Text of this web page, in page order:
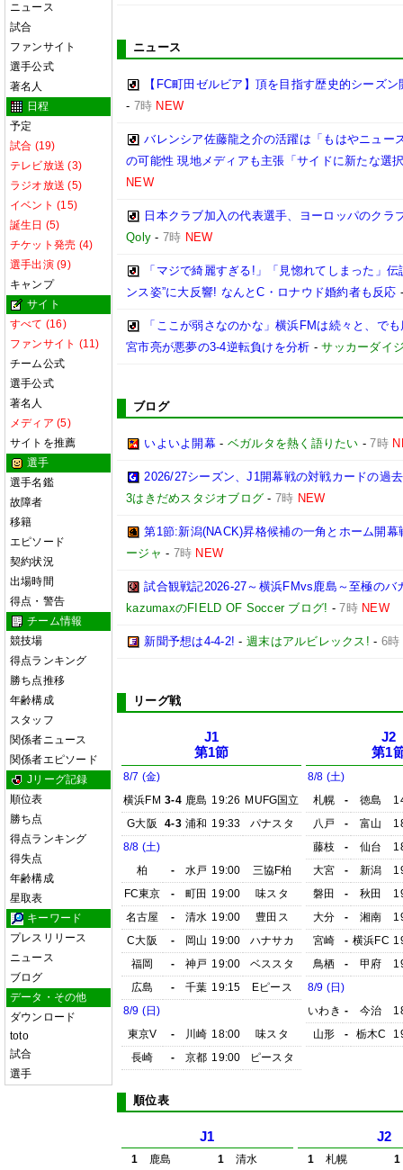
ニュース
試合
ファンサイト
選手公式
著名人
日程
予定
試合 (19)
テレビ放送 (3)
ラジオ放送 (5)
イベント (15)
誕生日 (5)
チケット発売 (4)
選手出演 (9)
キャンプ
サイト
すべて (16)
ファンサイト (11)
チーム公式
選手公式
著名人
メディア (5)
サイトを推薦
選手
選手名鑑
故障者
移籍
エピソード
契約状況
出場時間
得点・警告
チーム情報
競技場
得点ランキング
勝ち点推移
年齢構成
スタッフ
関係者ニュース
関係者エピソード
Jリーグ記録
順位表
勝ち点
得点ランキング
得失点
年齢構成
星取表
キーワード
プレスリリース
ニュース
ブログ
データ・その他
ダウンロード
toto
試合
選手
ニュース
【FC町田ゼルビア】頂を目指す歴史的シーズ
- 7時 NEW
バレンシア佐藤龍之介の活躍は「もはやニュー
の可能性 現地メディアも主張「サイドに新たな選
NEW
日本クラブ加入の代表選手、ヨーロッパのク
Qoly - 7時 NEW
「マジで綺麗すぎる!」「見惚れてしまった」
ンス姿”に大反響! なんとC・ロナウド婚約者も反応
「ここが弱さなのかな」横浜FMは続々と、で
宮市亮が悪夢の3-4逆転負けを分析 -サッカーダイ
ブログ
いよいよ開幕- ベガルタを熱く語りたい -7時
2026/27シーズン、J1開幕戦の対戦カードの過
3はきだめスタジオブログ -7時 NEW
第1節:新潟(NACK)昇格候補の一角とホーム開幕
ージャ - 7時 NEW
試合観戦記2026-27～横浜FMvs鹿島～至極の
kazumaxのFIELD OF Soccer ブログ! -7時 NEW
新聞予想は4-4-2! -週末はアルビレックス! - 6時
リーグ戦
J1
第1節
8/7 (金)
横浜FM 3-4 鹿島 19:26 MUFG国立
G大阪
4-3 浦和 19:33
パナスタ
8/8 (土)
柏
- 水戸 19:00
三協F柏
FC東京
- 町田 19:00
味スタ
名古屋
- 清水 19:00
豊田ス
C大阪
- 岡山 19:00
ハナサカ
福岡
- 神戸 19:00
ベススタ
広島
- 千葉 19:15
Eピース
8/9 (日)
東京V
- 川崎 18:00
味スタ
長崎
- 京都 19:00 ピースタ
J2
第1
8/8 (土)
札幌
- 徳島
八戸
- 富山
藤枝
- 仙台
大宮
- 新潟
磐田
- 秋田
大分
- 湘南
宮崎
- 横浜FC
鳥栖
- 甲府
8/9 (日)
いわき - 今治
山形
- 栃木C
順位表
J1
1 鹿島 1
清水
J2
1 札幌
1